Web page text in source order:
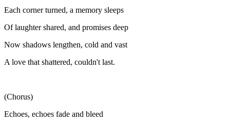
Each corner turned, a memory sleeps
Of laughter shared, and promises deep
Now shadows lengthen, cold and vast
A love that shattered, couldn't last.
(Chorus)
Echoes, echoes fade and bleed